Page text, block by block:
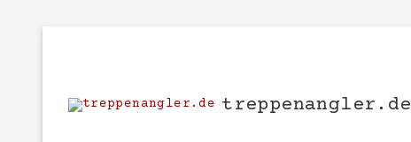
treppenangler.de